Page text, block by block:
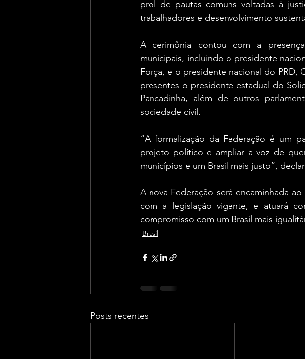
prol de pautas comuns voltadas à
trabalhadores e desenvolvimento
A cerimônia contou com a
municipais, incluindo o presidente
Força, e o presidente nacional do PRD,
presentes o presidente estadual do
Pancadinha, além de outros
sociedade civil.
“A formalização da Federação é um
projeto político e ampliar a voz de
municípios e um Brasil mais justo”,
A nova Federação será encaminhada
com a legislação vigente, e atuará
compromisso com um Brasil mais
Brasil
Posts recentes